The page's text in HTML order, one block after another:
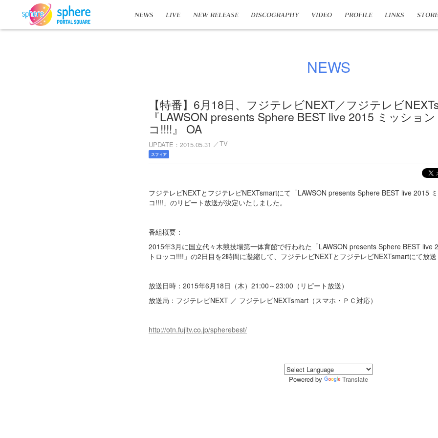
NEWS LIVE NEW RELEASE DISCOGRAPHY VIDEO PROFILE LINKS STORE
NEWS
【特番】6月18日、フジテレビNEXT／フジテレビ
『LAWSON presents Sphere BEST live 2015 ミッショ
コ!!!!』 OA
UPDATE 2015.05.31 TV
スフィア
フジテレビNEXTとフジテレビNEXTsmartにて 「LAWSON presents Sphere BEST live 2015
コ!!!!」のリピート放送が決定いたしました。
番組概要：
2015年3月に国立代々木競技場第一体育館で行われた「LAWSON presents Sphere BEST live
トロッコ!!!!」の2日目を2時間に凝縮して、フジテレビNEXTとフジテレビNEXTsmartにて放送
放送日時：2015年6月18日（木）21:00～23:00（リピート放送）
放送局：フジテレビNEXT ／ フジテレビNEXTsmart（スマホ・ＰＣ対応）
http://otn.fujitv.co.jp/spherebest/
Powered by Translate